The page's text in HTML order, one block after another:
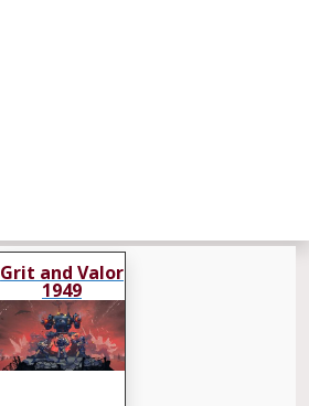
Grit and Valor
1949